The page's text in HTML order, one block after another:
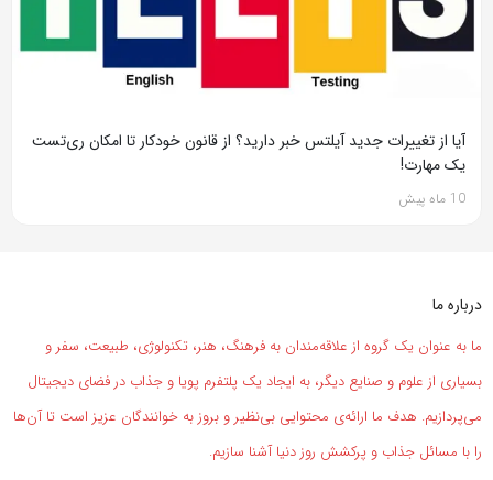
آیا از تغییرات جدید آیلتس خبر دارید؟ از قانون خودکار تا امکان ری‌تست
یک مهارت!
10 ماه پیش
درباره ما
ما به عنوان یک گروه از علاقه‌مندان به فرهنگ، هنر، تکنولوژی، طبیعت، سفر و
بسیاری از علوم و صنایع دیگر، به ایجاد یک پلتفرم پویا و جذاب در فضای دیجیتال
می‌پردازیم. هدف ما ارائه‌ی محتوایی بی‌نظیر و بروز به خوانندگان عزیز است تا آن‌ها
را با مسائل جذاب و پرکشش روز دنیا آشنا سازیم.